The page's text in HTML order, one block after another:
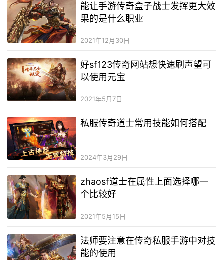
能让手游传奇盒子战士发挥更大效
果的是什么职业
2021年12月30日
好sf123传奇网站想快速刷声望可
以使用元宝
2021年5月7日
私服传奇道士常用技能如何搭配
2024年3月29日
zhaosf道士在属性上面选择哪一
个比较好
2021年5月15日
法师要注意在传奇私服手游中对技
能的使用